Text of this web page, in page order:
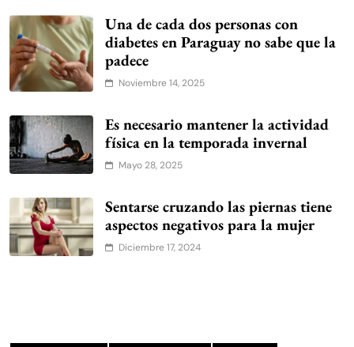
Una de cada dos personas con
diabetes en Paraguay no sabe que la
padece
Noviembre 14, 2025
Es necesario mantener la actividad
física en la temporada invernal
Mayo 28, 2025
Sentarse cruzando las piernas tiene
aspectos negativos para la mujer
Diciembre 17, 2024